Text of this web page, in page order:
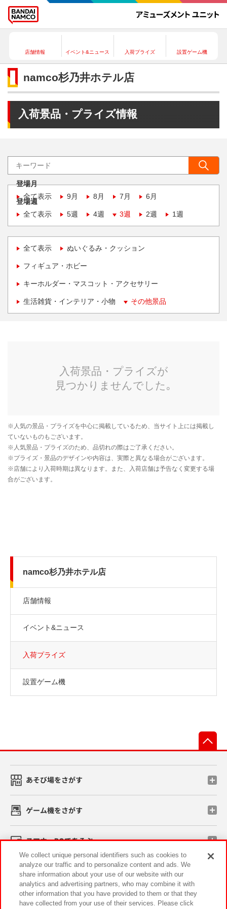
店舗情報 イベント&ニュース 入荷プライズ 設置ゲーム機
namco杉乃井ホテル店
入荷景品・プライズ情報
登場月
全て表示
9月 8月 7月 6月
登場週
全て表示
5週 4週 3週 2週 1週
全て表示 ぬいぐるみ・クッション
フィギュア・ホビー
キーホルダー・マスコット・アクセサリー
生活雑貨・インテリア・小物 その他景品
namco杉乃井ホテル店
店舗情報
イベント&ニュース
入荷プライズ
設置ゲーム機
あそび場をさがす
ゲーム機をさがす
スマホ・PCであそぶ
イベント・キャンペーン
We collect unique personal identifiers such as cookies to
analyze our traffic and to personalize content and ads. We
share information about your use of our website with our
analytics and advertising partners, who may combine it with
other information that you have provided to them or that they
have collected from your use of their services. Please click